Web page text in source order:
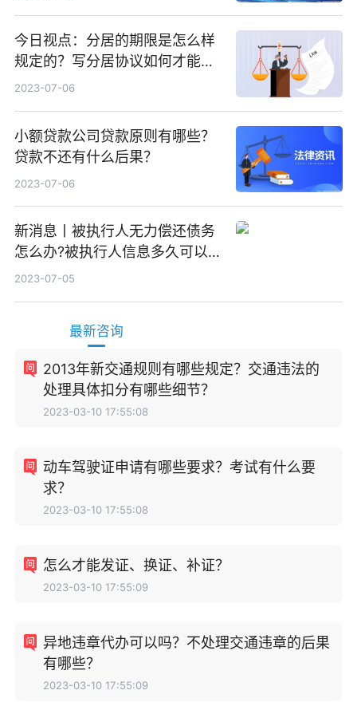
今日视点：分居的期限是怎么样
规定的？写分居协议如何才能有
效？
2023-07-06
小额贷款公司贷款原则有哪些？
贷款不还有什么后果？
2023-07-06
新消息丨被执行人无力偿还债务
怎么办?被执行人信息多久可以
消除?
2023-07-05
最新咨询
2013年新交通规则有哪些规定？交通违法的
处理具体扣分有哪些细节？
2023-03-10 17:55:08
动车驾驶证申请有哪些要求？考试有什么要
求？
2023-03-10 17:55:08
怎么才能发证、换证、补证？
2023-03-10 17:55:09
异地违章代办可以吗？不处理交通违章的后果
有哪些？
2023-03-10 17:55:09